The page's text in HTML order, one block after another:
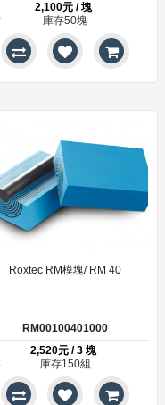
2,100元 / 塊
庫存50塊
Roxtec RM模塊/ RM 40
RM00100401000
2,520元 / 3 塊
庫存150組